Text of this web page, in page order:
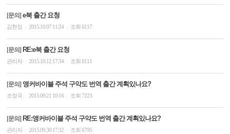
[문의] e북 출간 요청
김현정 2015.10.07 11:24 조회 6117
[문의] RE:e북 출간 요청
관리자 2015.10.12 17:34 조회 6111
[문의] 앵커바이블 주석 구약도 번역 출간 계획있나요?
조정국 2015.09.21 10:16 조회 7223
[문의] RE:앵커바이블 주석 구약도 번역 출간 계획있나요?
관리자 2015.09.30 17:32 조회 6795